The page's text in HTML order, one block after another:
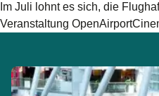
Im Juli lohnt es sich, die
Veranstaltung